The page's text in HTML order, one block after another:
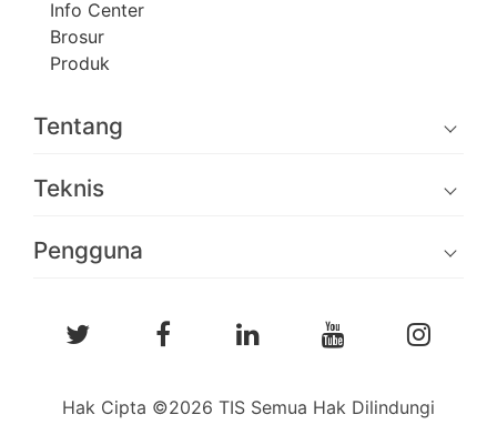
Info Center
Brosur
Produk
Tentang
Teknis
Pengguna
Hak Cipta ©2026 TIS Semua Hak Dilindungi